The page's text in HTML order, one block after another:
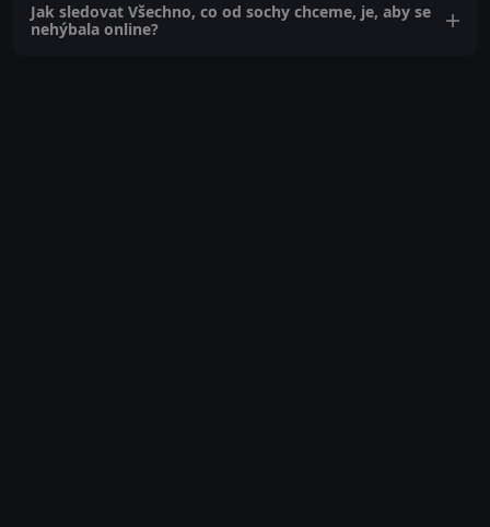
Jak sledovat Všechno, co od sochy chceme, je, aby se
nehýbala online?